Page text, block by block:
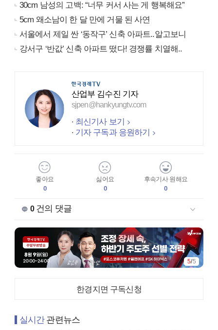
30cm 남성의 고백: “너무 커서 사는 게 행복해요”
5cm 왜소남이 한 달 만에 거물 된 사연
서울에서 제일 싼 ‘동작구’ 신축 아파트..알고보니
강서구 ‘반값’ 신축 아파트 떴다! 경쟁률 치열해..
산업부 김수진 기자
sjpen@hankyungtv.com
최신기사 보기
기자 구독과 응원하기
좋아요
0
싫어요
0
후속기사 원해요
0
0건의 댓글
5/5
한경지면 구독신청
실시간관련뉴스